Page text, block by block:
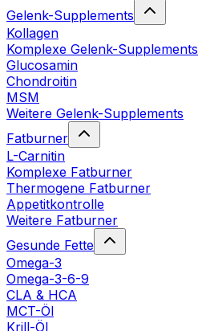
Gelenk-Supplements
Kollagen
Komplexe Gelenk-Supplements
Glucosamin
Chondroitin
MSM
Weitere Gelenk-Supplements
Fatburner
L-Carnitin
Komplexe Fatburner
Thermogene Fatburner
Appetitkontrolle
Weitere Fatburner
Gesunde Fette
Omega-3
Omega-3-6-9
CLA & HCA
MCT-Öl
Krill-Öl